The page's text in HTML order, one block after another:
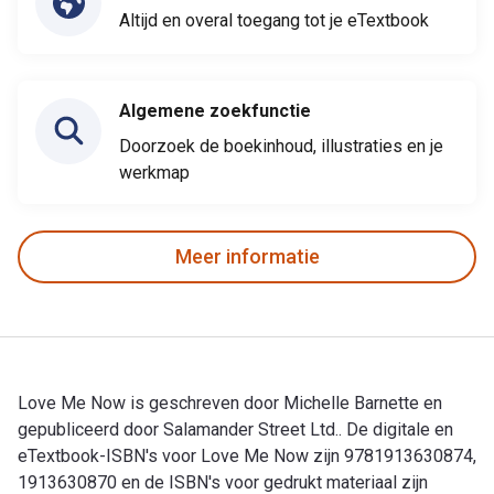
Altijd en overal toegang tot je eTextbook
Algemene zoekfunctie
Doorzoek de boekinhoud, illustraties en je
werkmap
Meer informatie
Love Me Now is geschreven door Michelle Barnette en
gepubliceerd door Salamander Street Ltd.. De digitale en
eTextbook-ISBN's voor Love Me Now zijn 9781913630874,
1913630870 en de ISBN's voor gedrukt materiaal zijn